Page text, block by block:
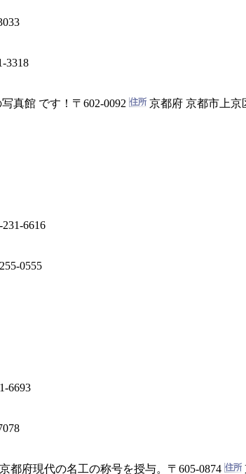
3318
真館 です！ 〒602-0092 京都府 京都市上京
231-6616
0555
6693
府現代の名工の称号を授与。 〒605-0874